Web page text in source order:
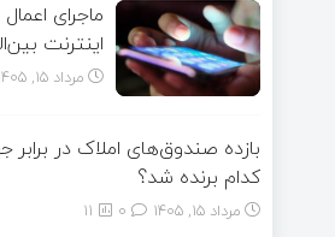
اینترنت
مرداد ۱۵, ۱۴۰۵
بازده صندوق‌های املاک در
کدام برنده شد؟
مرداد ۱۵, ۱۴۰۵ 11